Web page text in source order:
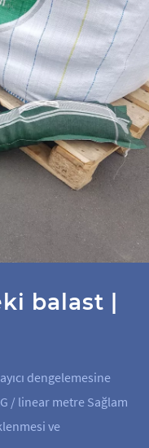
balast |
dengelemesine
/ linear metre Sağlam
ve